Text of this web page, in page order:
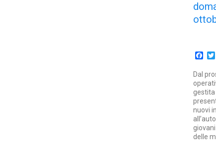
Dal
gestita
nuovi
delle